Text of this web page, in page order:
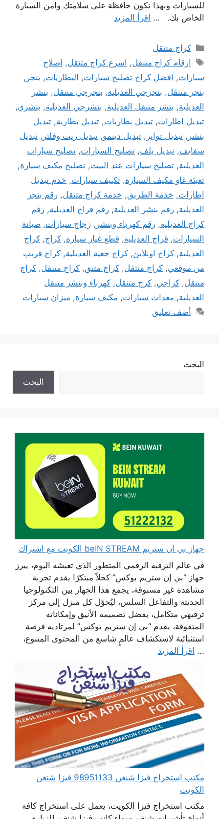
للسيارات وبهذا تكون حافظة على سلامتك وامن السيارة
الخاص بك. … اقرأ المزيد
التصنيفات
كراج متنقل
الوسوم
ارقام كراج متنقل, اسرع كراج متنقل, اصلاح
سيارات, افضل كراج تصليح سيارات, البطاريات, بنجر ,
بنجر متنقل, بنجرجي العديلية, بنجرجي متنقل, بنشر
العديلية, بنشر متنقل العديلية, بنشرجي العديلية, بنشري,
تبديل اطارات, تبديل بطاريات, تبديل بطارية, تبديل
بنشر , تبديل تواير , تبديل دينمو, تبديل زيت وفلتر , تبديل
سفايف, تبديل يلف, تصليح السيارات, تصليح سيارات
العديلية, تصليح سيارات عند البيت, تصليح مكيف سيارة,
تعبئة غاو مكيف السيارة, تكييف سيارات, خدم تبديل
اطارات, خدمة الطريق, خدمة كراج متنقل, رقم بنجر
العديلية, رقم بنشر العديلية, رقم قراج العديلية, رقم
كراج العديلية, رقم كهرباء وبنشر , زجاج سيارات, صيانة
السيارات, قراج العديلية, قطع غيار سيارة, كراج, كراج
العديلية, كراج اونلاين, كراج جعية العديلية, كراج قريب
من موقعي, كراج متتقل, كراج متنق, كراج متنقل, كراج
مننقل, كراجي, كرج متنقل, كهرباء وبنشر متنقل
العديلية, معدات سيارات, مكيف سيارة, ميزان سيارات
أضف تعليق
البحث
البحث
جهاز بي ان ستريم beIN STREAM الكويت مع اشتراك
في عالم الترفيه الرقمي المتطور الذي تعيشه اليوم، يبرز
جهاز “بي إن ستريم بوكس” كحلاً مبتكرًا يقدم تجربة
مشاهدة غير مسبوقة، يجمع هذا الجهاز بين التكنولوجيا
الحديثة والتفاعل السلس، ليُحوّل كل منزل إلى مركز
ترفيهي متكامل، بفضل تصميمه الأنيق وإمكاناته
المتفوقة، يقدم “بي إن ستريم بوكس” لمرتاديه فرصة
استثنائية لاستكشاف عالمٍ شاسع من المحتوى المتنوع،
... اقرأ المزيد
مكتب استخراج فيزا شنغن 98951133 فيزا شنغن
الكويت
مكتب استخراج فيزا الكويت، يعمل على استخراج كافة